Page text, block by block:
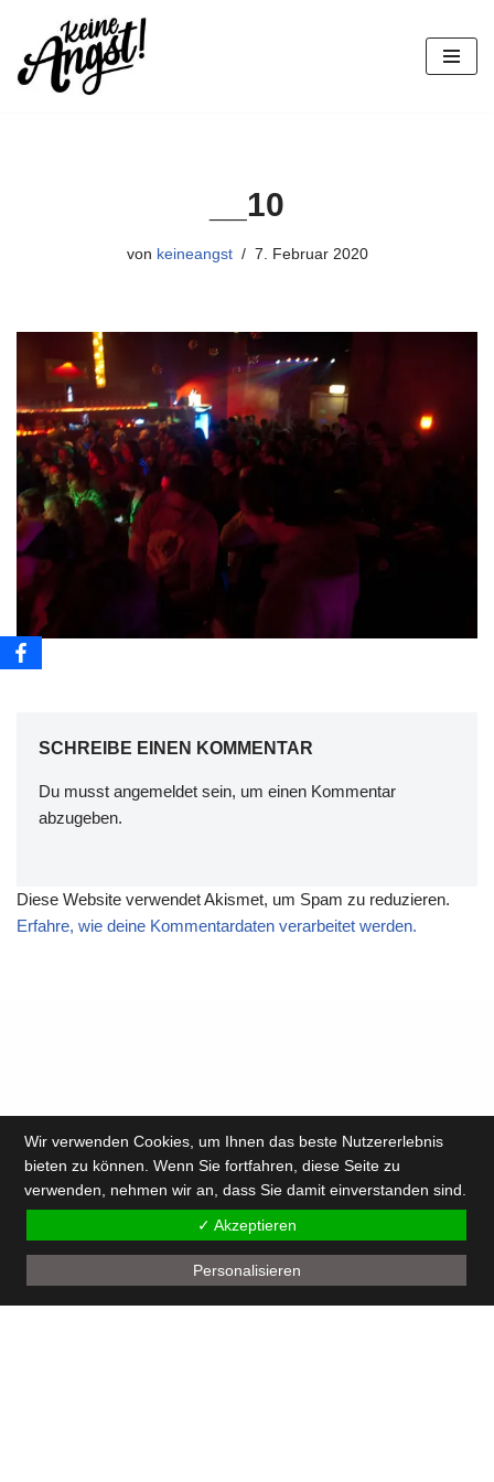
Zum
Inhalt
__10
von keineangst 7. Februar 2020
SCHREIBE EINEN KOMMENTAR
Du musst angemeldet sein, um einen Kommentar
abzugeben.
Diese Website verwendet Akismet, um Spam zu reduzieren.
Erfahre, wie deine Kommentardaten verarbeitet werden.
this website : copyright 2023 - www.keineangst.net
Wir verwenden Cookies, um Ihnen das beste Nutzererlebnis
bieten zu können. Wenn Sie fortfahren, diese Seite zu
verwenden, nehmen wir an, dass Sie damit einverstanden sind.
✓ Akzeptieren
Personalisieren